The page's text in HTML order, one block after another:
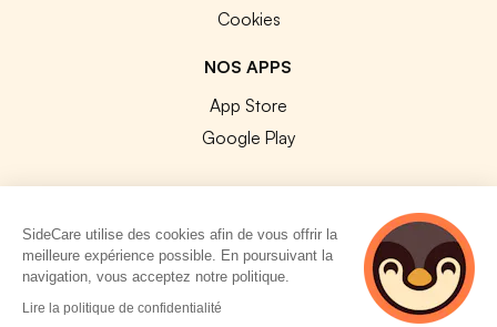
Cookies
NOS APPS
App Store
Google Play
© 2026 SideCare. Tous droits réservés.
SideCare utilise des cookies afin de vous offrir la
meilleure expérience possible. En poursuivant la
navigation, vous acceptez notre politique.
Lire la politique de confidentialité
2 personnes